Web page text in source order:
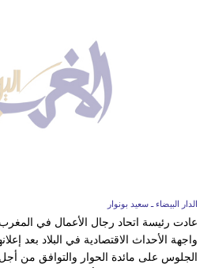
الدار البيضاء ـ سعيد بونوار
عادت رئيسة اتحاد رجال الأعمال في
واجهة الأحداث الاقتصادية في البلاد بعد
الجلوس على مائدة الحوار والتوافق من